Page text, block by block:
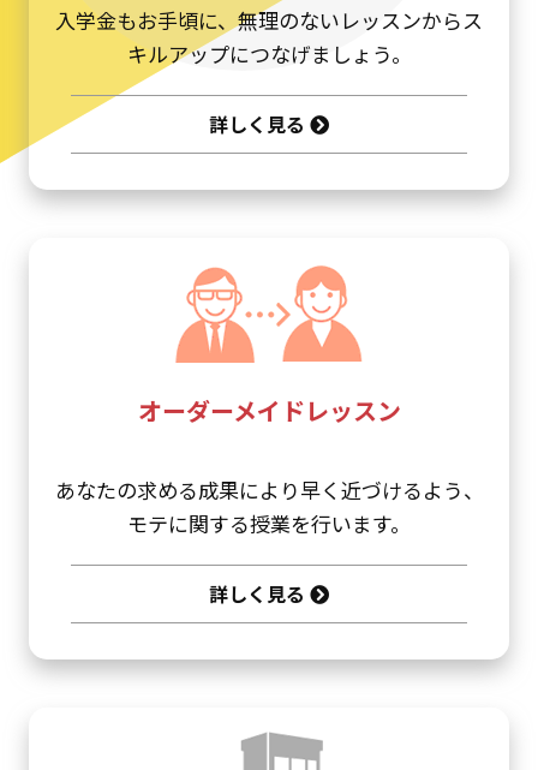
入学金もお手頃に、無理のないレッスンからス
キルアップにつなげましょう。
詳しく見る
オーダーメイドレッスン
あなたの求める成果により早く近づけるよう、
モテに関する授業を行います。
詳しく見る